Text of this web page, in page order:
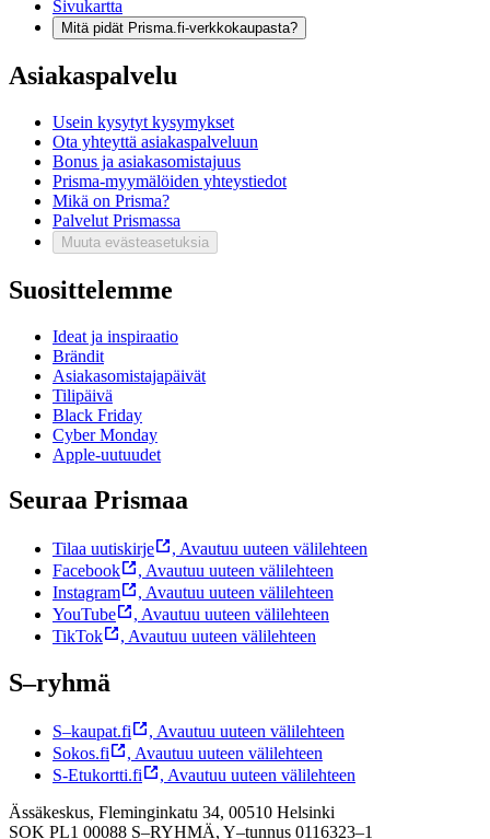
Sivukartta
Mitä pidät Prisma.fi-verkkokaupasta?
Asiakaspalvelu
Usein kysytyt kysymykset
Ota yhteyttä asiakaspalveluun
Bonus ja asiakasomistajuus
Prisma-myymälöiden yhteystiedot
Mikä on Prisma?
Palvelut Prismassa
Muuta evästeasetuksia
Suosittelemme
Ideat ja inspiraatio
Brändit
Asiakasomistajapäivät
Tilipäivä
Black Friday
Cyber Monday
Apple-uutuudet
Seuraa Prismaa
Tilaa uutiskirje , Avautuu uuteen välilehteen
Facebook
, Avautuu uuteen välilehteen
Instagram
, Avautuu uuteen välilehteen
YouTube
, Avautuu uuteen välilehteen
TikTok
, Avautuu uuteen välilehteen
S–ryhmä
S–kaupat.fi , Avautuu uuteen välilehteen
Sokos.fi
, Avautuu uuteen välilehteen
S-Etukortti.fi
, Avautuu uuteen välilehteen
Ässäkeskus, Fleminginkatu 34, 00510 Helsinki
SOK PL1 00088 S–RYHMÄ, Y–tunnus 0116323–1